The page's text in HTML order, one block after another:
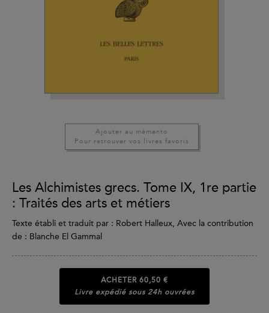
Ajouter au mémento
Pour retrouver vos livres favoris
Les Alchimistes grecs. Tome IX, 1re partie
: Traités des arts et métiers
Texte établi et traduit par : Robert Halleux, Avec la contribution
de : Blanche El Gammal
ACHETER 60,50 €
Livre expédié sous 24h ouvrées